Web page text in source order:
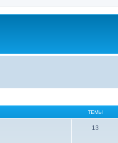
ТЕМЫ
13